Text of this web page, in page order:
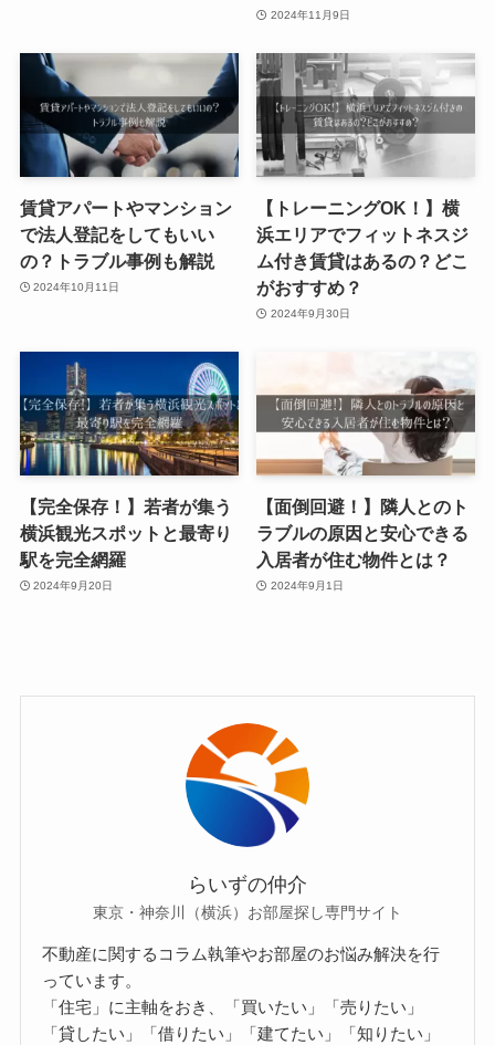
2024年11月9日
賃貸アパートやマンション
で法人登記をしてもいい
の？トラブル事例も解説
2024年10月11日
【トレーニングOK！】横
浜エリアでフィットネスジ
ム付き賃貸はあるの？どこ
がおすすめ？
2024年9月30日
【完全保存！】若者が集う
横浜観光スポットと最寄り
駅を完全網羅
2024年9月20日
【面倒回避！】隣人とのト
ラブルの原因と安心できる
入居者が住む物件とは？
2024年9月1日
らいずの仲介
東京・神奈川（横浜）お部屋探し専門サイト
不動産に関するコラム執筆やお部屋のお悩み解決を行
っています。
「住宅」に主軸をおき、「買いたい」「売りたい」
「貸したい」「借りたい」「建てたい」「知りたい」